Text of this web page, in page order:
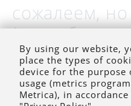
сожалеем,
(на
By using our website,
place the types of
device for the purpose
usage (metrics
Metrica), in